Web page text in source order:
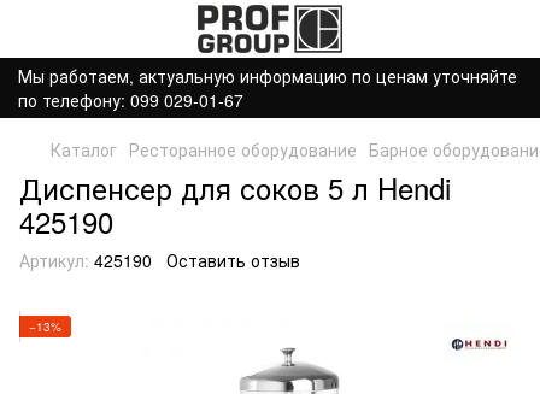
Мы работаем, актуальную информацию по ценам уточняйте
по телефону: 099 029-01-67
Каталог Ресторанное оборудование Барное
Диспенсер для соков 5 л Hendi
425190
Артикул: 425190 Оставить отзыв
−13%